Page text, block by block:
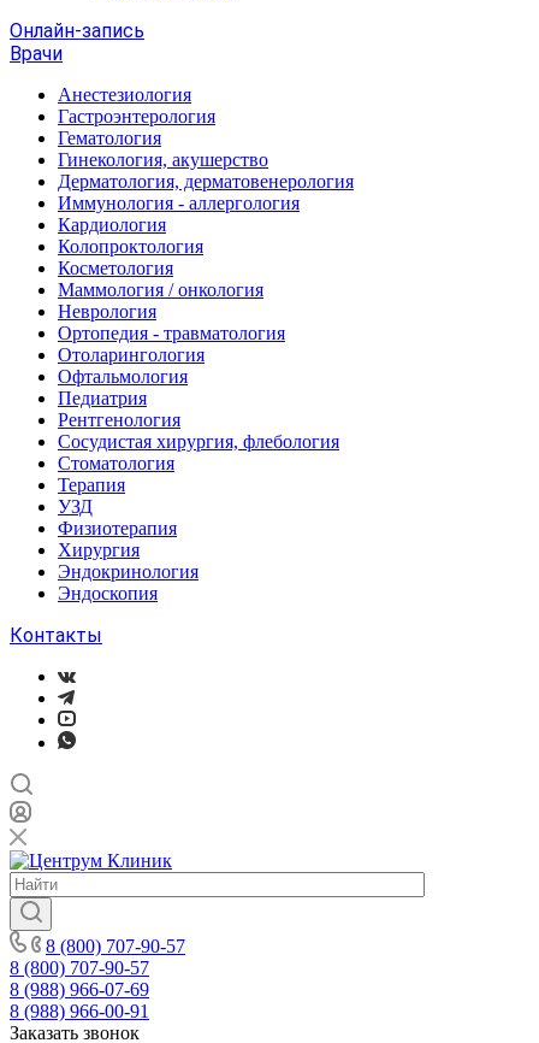
Онлайн-запись
Врачи
Анестезиология
Гастроэнтерология
Гематология
Гинекология, акушерство
Дерматология, дерматовенерология
Иммунология - аллергология
Кардиология
Колопроктология
Косметология
Маммология / онкология
Неврология
Ортопедия - травматология
Отоларингология
Офтальмология
Педиатрия
Рентгенология
Сосудистая хирургия, флебология
Стоматология
Терапия
УЗД
Физиотерапия
Хирургия
Эндокринология
Эндоскопия
Контакты
8 (800) 707-90-57
8 (800) 707-90-57
8 (988) 966-07-69
8 (988) 966-00-91
Заказать звонок